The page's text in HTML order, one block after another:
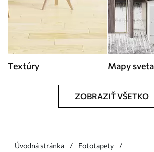
Textúry Mapy sveta
ZOBRAZIŤ VŠETKO
Úvodná stránka
Fototapety